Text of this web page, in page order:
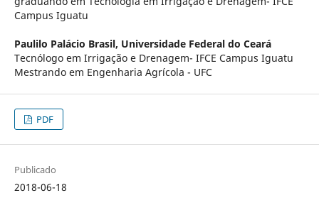
Campus Iguatu
Paulilo Palácio Brasil, Universidade Federal do Ceará
Tecnólogo em Irrigação e Drenagem- IFCE Campus Iguatu
Mestrando em Engenharia Agrícola - UFC
PDF
Publicado
2018-06-18